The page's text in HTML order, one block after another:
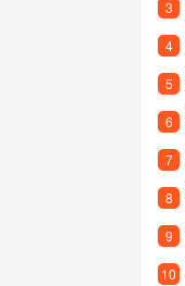
3
4
5
6
7
8
9
10